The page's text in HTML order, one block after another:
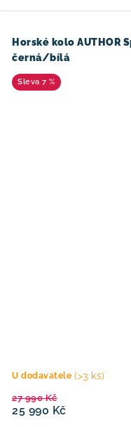
Horské kolo
černá/bílá
7 %
U dodavatele (>3 ks)
25 990 Kč
27 990 Kč